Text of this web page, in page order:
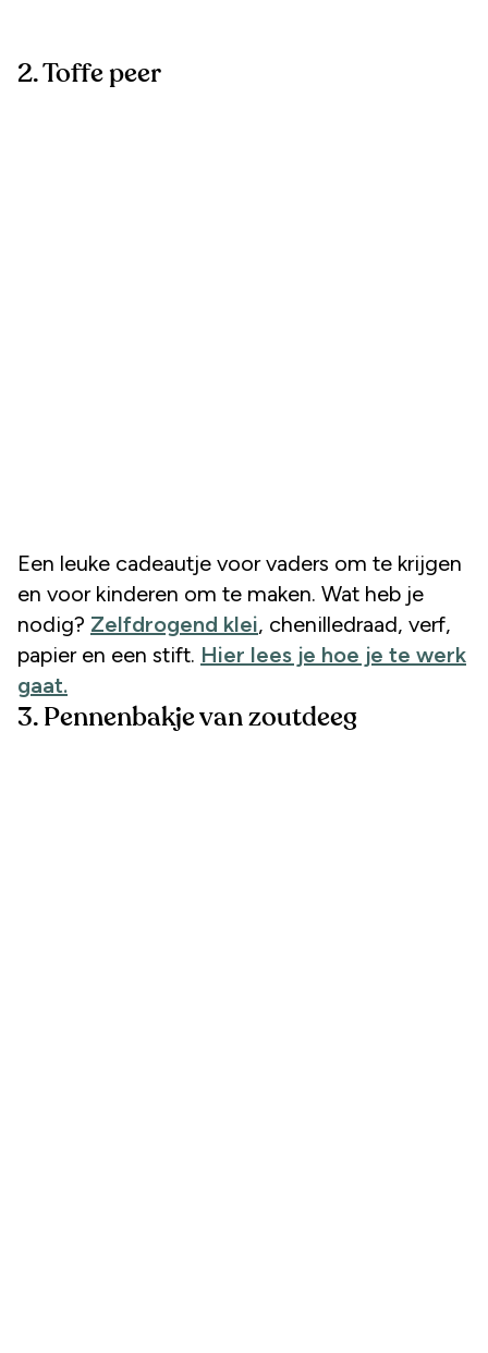
2. Toffe peer
Een leuke cadeautje voor vaders om te krijgen
en voor kinderen om te maken. Wat heb je
nodig? Zelfdrogend klei, chenilledraad, verf,
papier en een stift. Hier lees je hoe je te werk
gaat.
3. Pennenbakje van zoutdeeg